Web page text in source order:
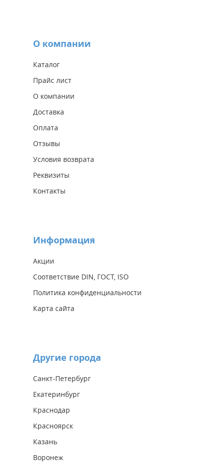
О компании
Каталог
Прайс лист
О компании
Доставка
Оплата
Отзывы
Условия возврата
Реквизиты
Контакты
Информация
Акции
Соответствие DIN, ГОСТ, ISO
Политика конфиденциальности
Карта сайта
Другие города
Санкт-Петербург
Екатеринбург
Краснодар
Красноярск
Казань
Воронеж